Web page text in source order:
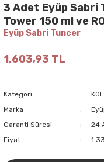
3 Adet Eyüp Sabri
Tower 150 ml ve
Eyüp Sabri Tuncer
1.603,93 TL
Kategori
Marka
Garanti Süresi
24
Fiyat